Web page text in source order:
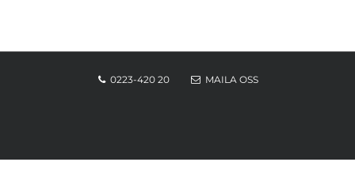
0223-420 20 MAILA OSS